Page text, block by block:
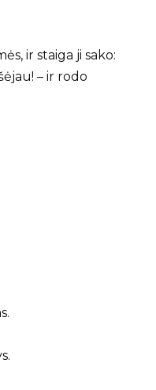
ir staiga ji sako:
– ir rodo